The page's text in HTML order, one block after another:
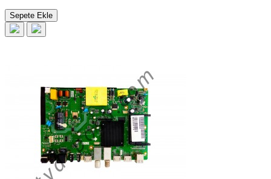
Sepete Ekle